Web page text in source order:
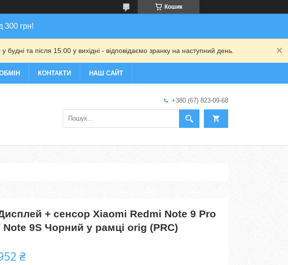
Кошик
300 грн!
та після 15:00 у вихідні - відповідаємо зранку на наступний день.
КОНТАКТИ НАШ САЙТ
+380 (67) 823-09-68
+ сенсор Xiaomi Redmi Note 9 Pro
Note 9S Чорний у рамці orig (PRC)
₴